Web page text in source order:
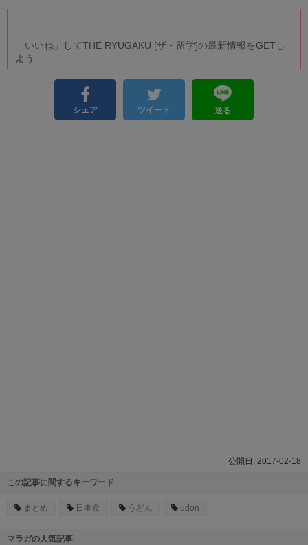
「いいね」してTHE RYUGAKU [ザ・留学]の最新情報をGETし
よう
シェア ツイート 送る
2017-02-18
この記事に関するキーワード
まとめ 日本食 うどん udon
マラガの人気記事